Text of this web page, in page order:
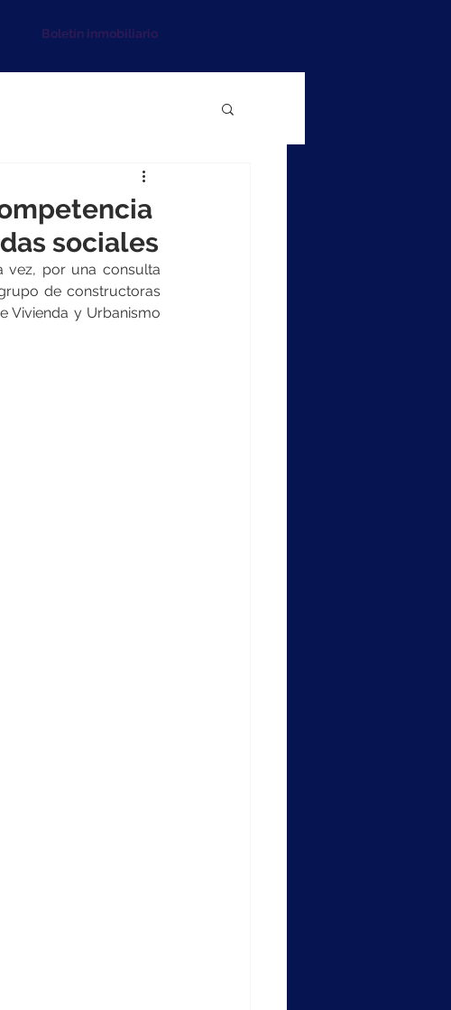
Boletín inmobiliario
sociales
vez, por una consulta
de constructoras
Vivienda y Urbanismo